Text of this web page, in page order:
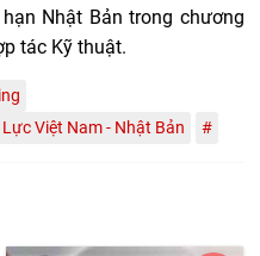
Nhật Bản trong chương
tác Kỹ thuật.
Việt Nam - Nhật Bản
#